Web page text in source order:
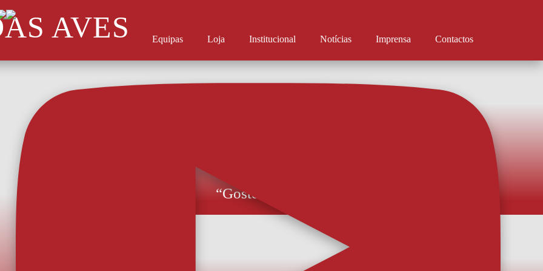
AVES Equipas Loja Institucional Notícias Imprensa Contactos
“Gostei muito do projeto”
Rodrigo Pinho explicou opção pelo AFS e prometer acelerar para ser rapidamente opção. O
ambiente que sentiu à chegada reforça a convicção de que coisas boas estarão para chegar. O
mais recente reforço do AFS, Rodrigo Pinho, chegou e apresentou-se de imediato às ordens